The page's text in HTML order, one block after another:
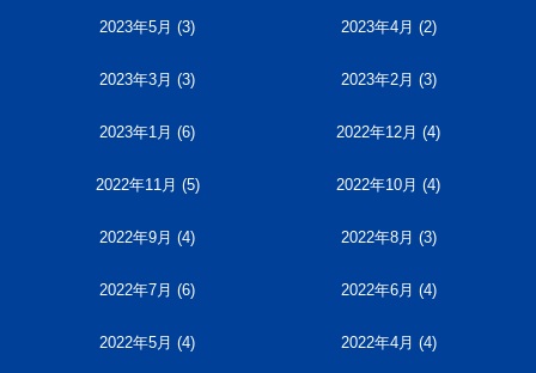
2023年5月 (3) 2023年4月 (2)
2023年3月 (3) 2023年2月 (3)
2023年1月 (6) 2022年12月 (4)
2022年11月 (5) 2022年10月 (4)
2022年9月 (4) 2022年8月 (3)
2022年7月 (6) 2022年6月 (4)
2022年5月 (4) 2022年4月 (4)